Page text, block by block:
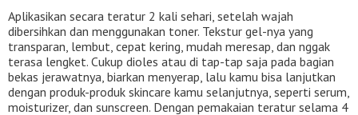
Aplikasikan secara teratur 2 kali sehari, setelah wajah
dibersihkan dan menggunakan toner. Tekstur gel-nya yang
transparan, lembut, cepat kering, mudah meresap, dan nggak
terasa lengket. Cukup dioles atau di tap-tap saja pada bagian
bekas jerawatnya, biarkan menyerap, lalu kamu bisa lanjutkan
dengan produk-produk skincare kamu selanjutnya, seperti serum,
moisturizer, dan sunscreen. Dengan pemakaian teratur selama 4